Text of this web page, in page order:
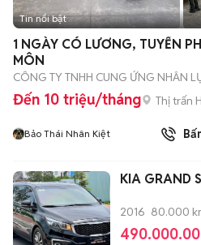
Tin nổi bật
1 NGÀY CÓ LƯƠNG, TUYỂN
MÔN
CÔNG TY TNHH CUNG ỨNG NHÂN
Đến 10 triệu/tháng Thị trấn
Bảo Thái Nhân Kiệt
KIA GRAND
2016 80.000